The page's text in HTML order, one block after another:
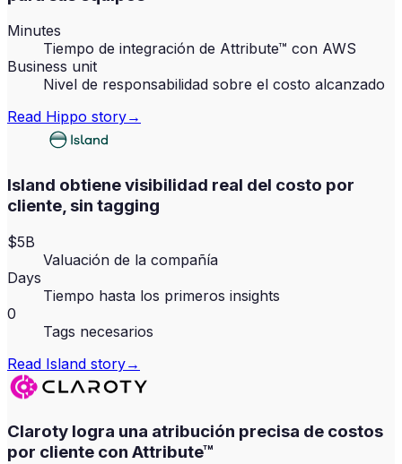
Minutes
Tiempo de integración de Attribute™ con AWS
Business unit
Nivel de responsabilidad sobre el costo alcanzado
Read Hippo story→
Island obtiene visibilidad real del costo por
cliente, sin tagging
$5B
Valuación de la compañía
Days
Tiempo hasta los primeros insights
0
Tags necesarios
Read Island story→
Claroty logra una atribución precisa de costos
por cliente con Attribute™